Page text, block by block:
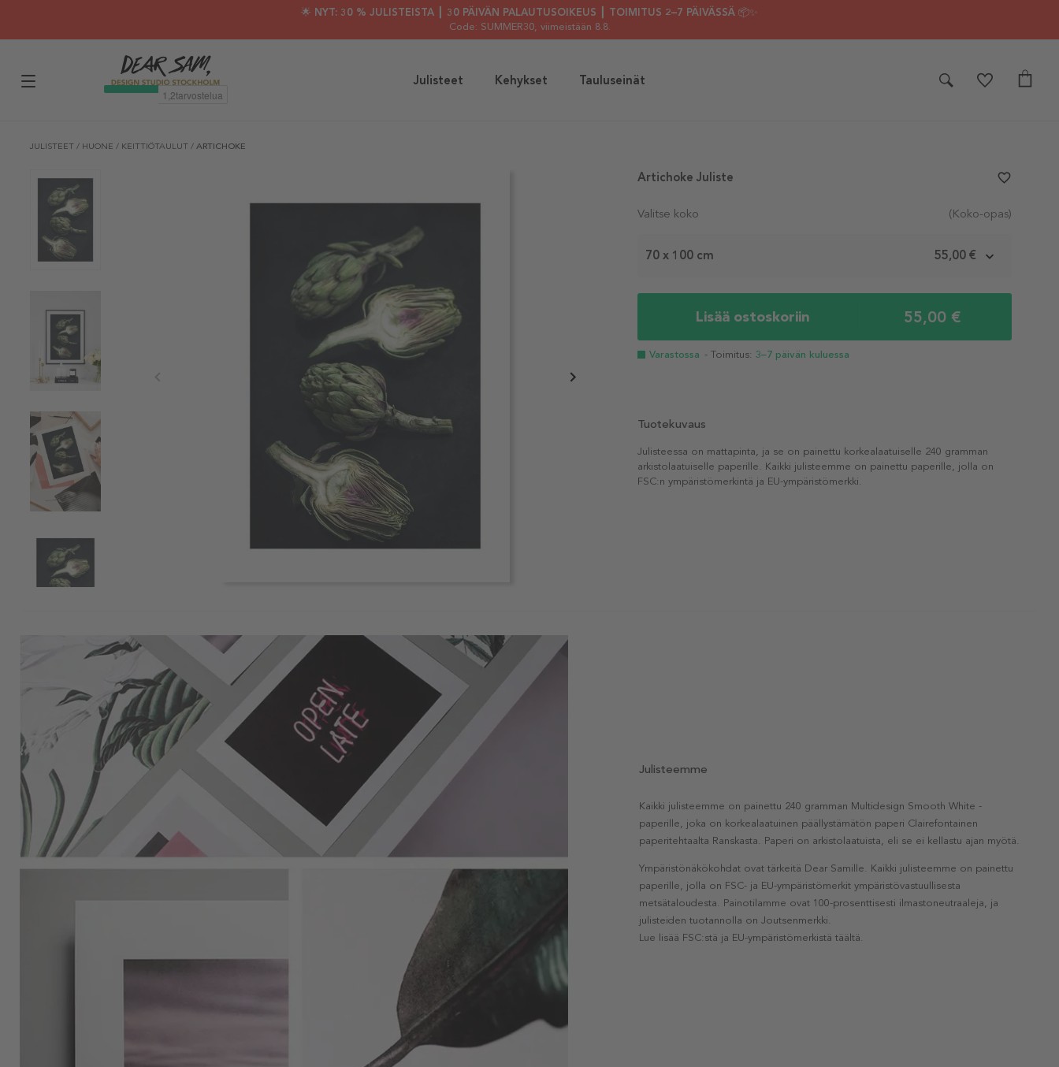
🌟 NYT: 30 % JULISTEISTA ┃ 30 PÄIVÄN PALAUTUSOIKEUS ┃ TOIMITUS 2–7 PÄIVÄSSÄ 📦✨
Code: SUMMER30, viimeistään 8.8.
Julisteet Kehykset Tauluseinät
JULISTEET / HUONE / KEITTIÖTAULUT / ARTICHOKE
Valitse koko (Koko-opas)
70 x 100 cm 55,00 €
Lisää ostoskoriin 55,00 €
Varastossa - Toimitus: 3–7 päivän kuluessa
Artichoke Juliste favorite_border
Tuotekuvaus
Julisteessa on mattapinta, ja se on painettu korkealaatuiselle 240 gramman
arkistolaatuiselle paperille. Kaikki julisteemme on painettu paperille, jolla on
FSC:n ympäristömerkintä ja EU-ympäristömerkki.
Julisteemme
Kaikki julisteemme on painettu 240 gramman Multidesign Smooth White -
paperille, joka on korkealaatuinen päällystämätön paperi Clairefontainen
paperitehtaalta Ranskasta. Paperi on arkistolaatuista, eli se ei kellastu ajan myötä.
Ympäristönäkökohdat ovat tärkeitä Dear Samille. Kaikki julisteemme on painettu
paperille, jolla on FSC- ja EU-ympäristömerkit ympäristövastuullisesta
metsätaloudesta. Painotilamme ovat 100-prosenttisesti ilmastoneutraaleja, ja
julisteiden tuotannolla on Joutsenmerkki.
Lue lisää FSC:stä ja EU-ympäristömerkistä täältä.